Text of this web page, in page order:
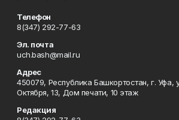
Телефон
8(347) 292-77-63
Эл. почта
uch.bash@mail.ru
Адрес
450079, Республика Башкортостан, г. Уфа,
Октября, 13, Дом печати, 10 этаж
Редакция